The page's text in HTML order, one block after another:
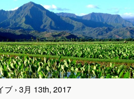
ブ › 3月 13th, 2017